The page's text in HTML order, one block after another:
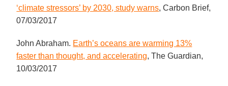
‘climate stressors’ by 2030, study warns, Carbon Brief,
07/03/2017
John Abraham. Earth’s oceans are warming 13%
faster than thought, and accelerating, The Guardian,
10/03/2017